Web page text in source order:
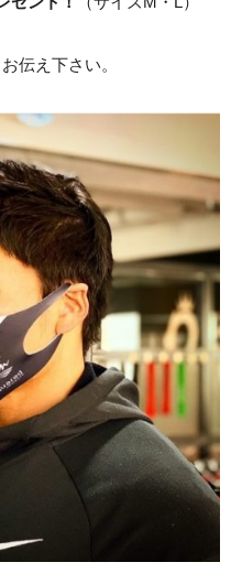
伝え下さい。